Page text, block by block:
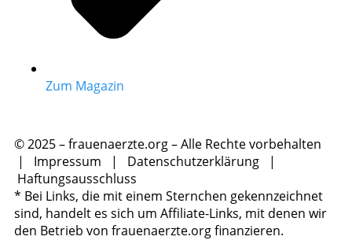
Zum Magazin
© 2025 – frauenaerzte.org – Alle Rechte vorbehalten
| Impressum | Datenschutzerklärung |
Haftungsausschluss
* Bei Links, die mit einem Sternchen gekennzeichnet
sind, handelt es sich um Affiliate-Links, mit denen wir
den Betrieb von frauenaerzte.org finanzieren.